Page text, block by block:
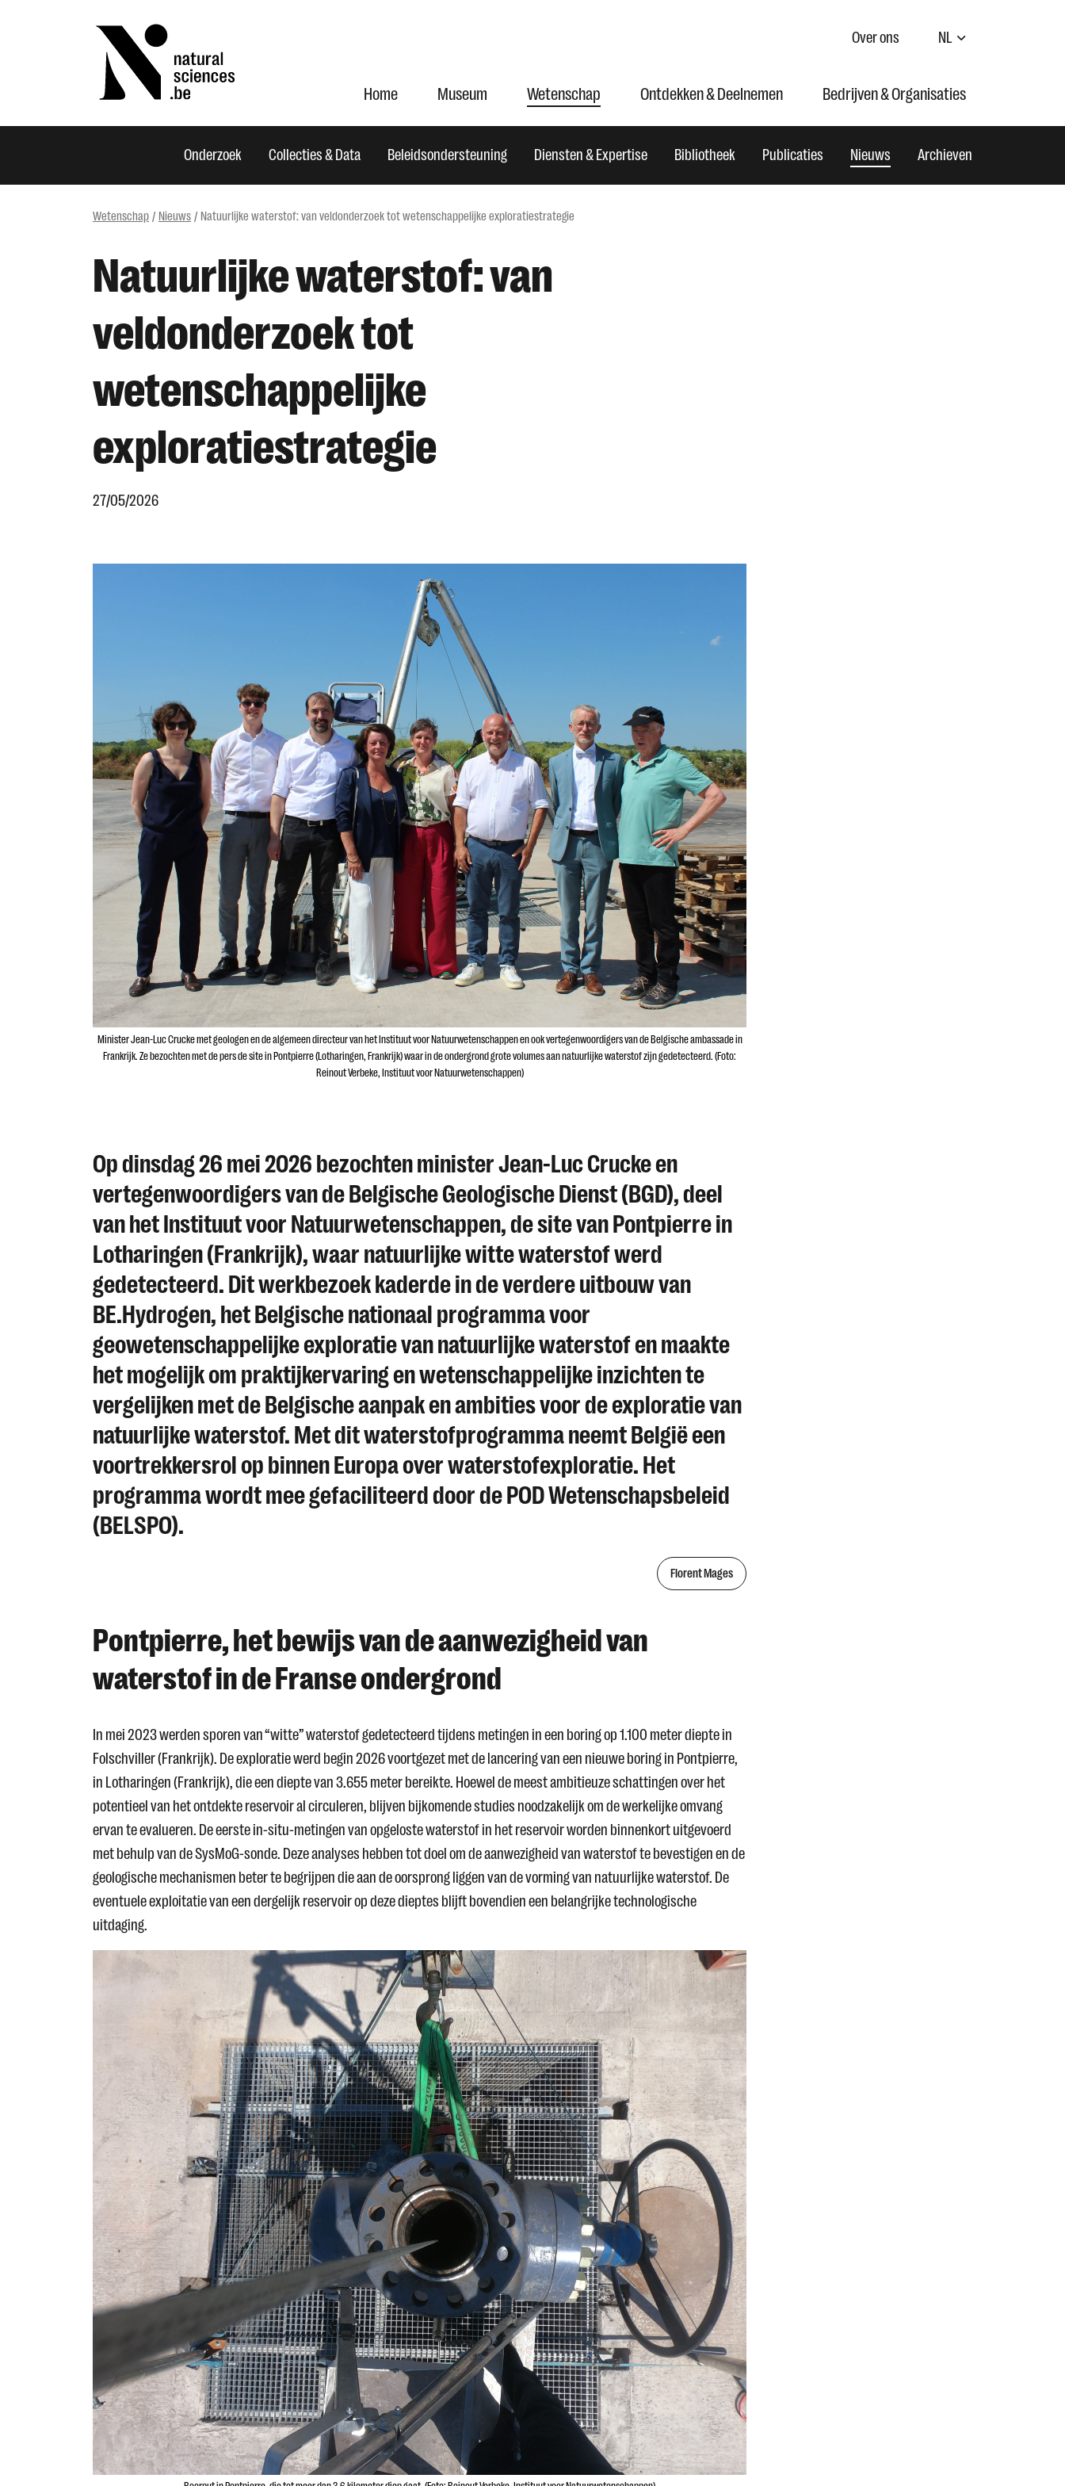
Over ons NL
Home Museum Wetenschap Ontdekken & Deelnemen Bedrijven & Organisaties
Onderzoek Collecties & Data Beleidsondersteuning Diensten & Expertise Bibliotheek Publicaties Nieuws Archieven
Wetenschap Nieuws Natuurlijke waterstof: van veldonderzoek tot wetenschappelijke exploratiestrategie
Natuurlijke waterstof: van
veldonderzoek tot
wetenschappelijke
exploratiestrategie
27/05/2026
Minister Jean-Luc Crucke met geologen en de algemeen directeur van het Instituut voor Natuurwetenschappen en ook vertegenwoordigers van de Belgische ambassade in
Frankrijk. Ze bezochten met de pers de site in Pontpierre (Lotharingen, Frankrijk) waar in de ondergrond grote volumes aan natuurlijke waterstof zijn gedetecteerd. (Foto:
Reinout Verbeke, Instituut voor Natuurwetenschappen)
Op dinsdag 26 mei 2026 bezochten minister Jean-Luc Crucke en
vertegenwoordigers van de Belgische Geologische Dienst (BGD), deel
van het Instituut voor Natuurwetenschappen, de site van Pontpierre in
Lotharingen (Frankrijk), waar natuurlijke witte waterstof werd
gedetecteerd. Dit werkbezoek kaderde in de verdere uitbouw van
BE.Hydrogen, het Belgische nationaal programma voor
geowetenschappelijke exploratie van natuurlijke waterstof en maakte
het mogelijk om praktijkervaring en wetenschappelijke inzichten te
vergelijken met de Belgische aanpak en ambities voor de exploratie van
natuurlijke waterstof. Met dit waterstofprogramma neemt België een
voortrekkersrol op binnen Europa over waterstofexploratie. Het
programma wordt mee gefaciliteerd door de POD Wetenschapsbeleid
(BELSPO).
Florent Mages
Pontpierre, het bewijs van de aanwezigheid van
waterstof in de Franse ondergrond
In mei 2023 werden sporen van “witte” waterstof gedetecteerd tijdens metingen in een boring op 1.100 meter diepte in
Folschviller (Frankrijk). De exploratie werd begin 2026 voortgezet met de lancering van een nieuwe boring in Pontpierre,
in Lotharingen (Frankrijk), die een diepte van 3.655 meter bereikte. Hoewel de meest ambitieuze schattingen over het
potentieel van het ontdekte reservoir al circuleren, blijven bijkomende studies noodzakelijk om de werkelijke omvang
ervan te evalueren. De eerste in-situ-metingen van opgeloste waterstof in het reservoir worden binnenkort uitgevoerd
met behulp van de SysMoG-sonde. Deze analyses hebben tot doel om de aanwezigheid van waterstof te bevestigen en de
geologische mechanismen beter te begrijpen die aan de oorsprong liggen van de vorming van natuurlijke waterstof. De
eventuele exploitatie van een dergelijk reservoir op deze dieptes blijft bovendien een belangrijke technologische
uitdaging.